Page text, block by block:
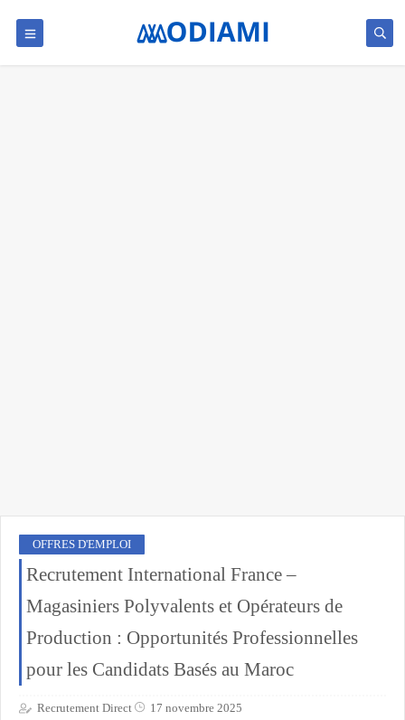
OFFRES D'EMPLOI
Recrutement International France –
Magasiniers Polyvalents et Opérateurs de
Production : Opportunités Professionnelles
pour les Candidats Basés au Maroc
Recrutement Direct 17 novembre 2025